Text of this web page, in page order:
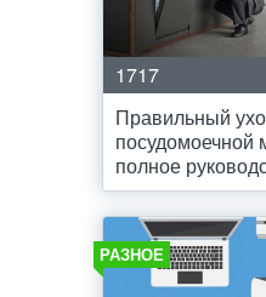
1717
Правильный
полное
РАЗНОЕ